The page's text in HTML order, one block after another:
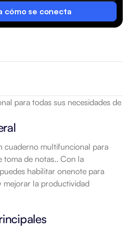
cómo se conecta
para todas sus necesidades de
cuaderno multifuncional para
toma de notas.. Con la
habilitar onenote para
mejorar la productividad